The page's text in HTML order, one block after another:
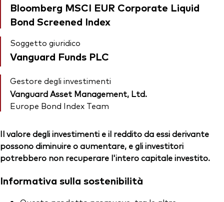
Bloomberg MSCI EUR Corporate Liquid
Bond Screened Index
Soggetto giuridico
Vanguard Funds PLC
Gestore degli investimenti
Vanguard Asset Management, Ltd.
Europe Bond Index Team
Il valore degli investimenti e il reddito da essi derivante
possono diminuire o aumentare, e gli investitori
potrebbero non recuperare l'intero capitale investito.
Informativa sulla sostenibilità